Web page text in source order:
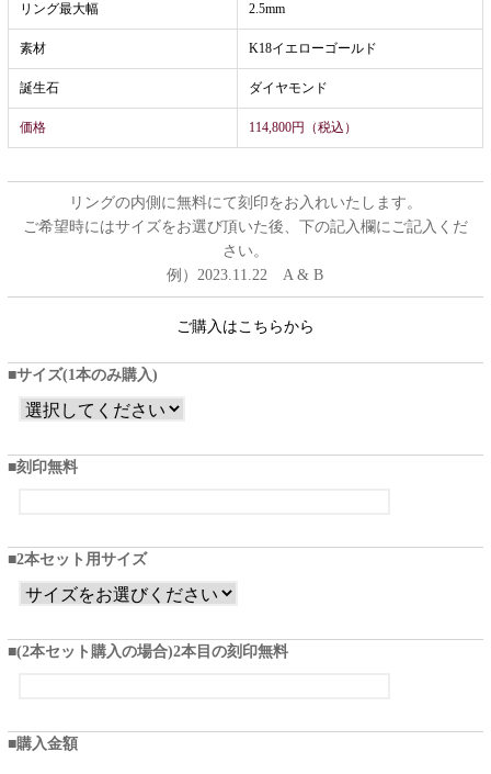
リング最大幅 2.5mm
素材 K18イエローゴールド
誕生石 ダイヤモンド
価格 114,800円（税込）
リングの内側に無料にて刻印をお入れいたします。
ご希望時にはサイズをお選び頂いた後、下の記入欄にご記入くだ
さい。
例）2023.11.22 A & B
ご購入はこちらから
サイズ(1本のみ購入)
刻印無料
2本セット用サイズ
(2本セット購入の場合)2本目の刻印無料
購入金額